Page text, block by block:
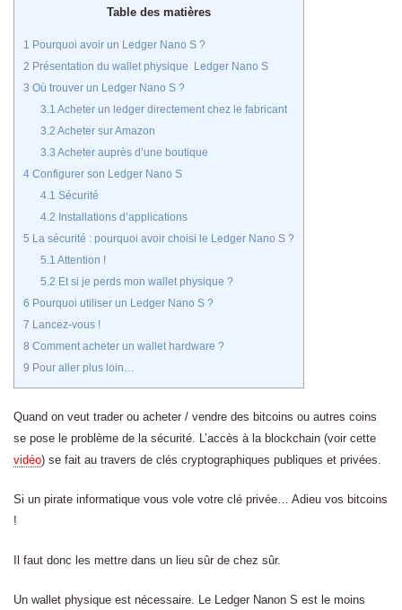
Table des matières
1 Pourquoi avoir un Ledger Nano S ?
2 Présentation du wallet physique Ledger Nano S
3 Où trouver un Ledger Nano S ?
3.1 Acheter un ledger directement chez le fabricant
3.2 Acheter sur Amazon
3.3 Acheter auprès d’une boutique
4 Configurer son Ledger Nano S
4.1 Sécurité
4.2 Installations d’applications
5 La sécurité : pourquoi avoir choisi le Ledger Nano S ?
5.1 Attention !
5.2 Et si je perds mon wallet physique ?
6 Pourquoi utiliser un Ledger Nano S ?
7 Lancez-vous !
8 Comment acheter un wallet hardware ?
9 Pour aller plus loin…
Quand on veut trader ou acheter / vendre des bitcoins ou autres coins
se pose le problème de la sécurité. L’accès à la blockchain (voir cette
vidéo) se fait au travers de clés cryptographiques publiques et privées.
Si un pirate informatique vous vole votre clé privée… Adieu vos bitcoins
!
Il faut donc les mettre dans un lieu sûr de chez sûr.
Un wallet physique est nécessaire. Le Ledger Nanon S est le moins